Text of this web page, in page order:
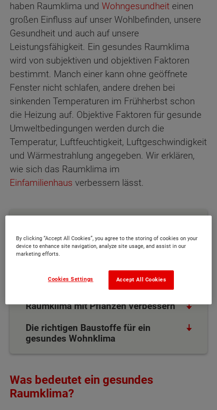
haben Raumklima und Wohngesundheit einen
großen Einfluss auf unser Wohlbefinden, unsere
Gesundheit und auch auf unsere
Leistungsfähigkeit. Ein gesundes Raumklima
wird von subjektiven und objektiven Faktoren
bestimmt. Manch einer kann ohne geöffnete
Fenster nicht schlafen, andere drehen bei
sinkenden Temperaturen im Frühherbst schon
die Heizung auf. Objektive Faktoren für gesunde
Umweltbedingungen werden durch die
Temperatur, Luftfeuchtigkeit, Luftgeschwindigkeit
und Wärmestrahlung angegeben. Wir erklären,
wie sich das Raumklima im
Einfamilienhaus verbessern lässt.
Was bedeutet ein gesundes
Lüften für ein gutes Raumklima
Raumklima mit Pflanzen verbessern
Die richtigen Baustoffe für ein
gesundes Wohnklima
Was bedeutet ein gesundes
Raumklima?
By clicking “Accept All Cookies”, you agree to the storing of cookies on your
device to enhance site navigation, analyze site usage, and assist in our
marketing efforts.
Accept All Cookies
Cookies Settings